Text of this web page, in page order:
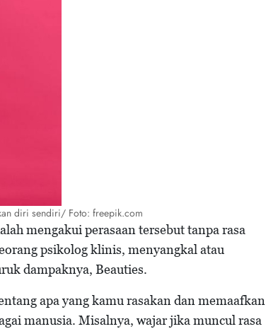
diri sendiri/ Foto: freepik.com
mengakui perasaan tersebut tanpa rasa
psikolog klinis, menyangkal atau
dampaknya, Beauties.
apa yang kamu rasakan dan memaafkan
manusia. Misalnya, wajar jika muncul rasa